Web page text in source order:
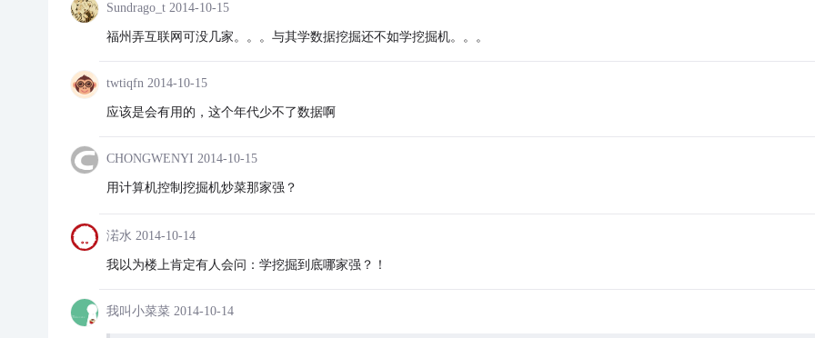
Sundrago_t 2014-10-15
福州弄互联网可没几家。。。与其学数据挖掘还不如学挖掘机。。。
twtiqfn 2014-10-15
应该是会有用的，这个年代少不了数据啊
CHONGWENYI 2014-10-15
用计算机控制挖掘机炒菜那家强？
渃水 2014-10-14
我以为楼上肯定有人会问：学挖掘到底哪家强？！
我叫小菜菜 2014-10-14